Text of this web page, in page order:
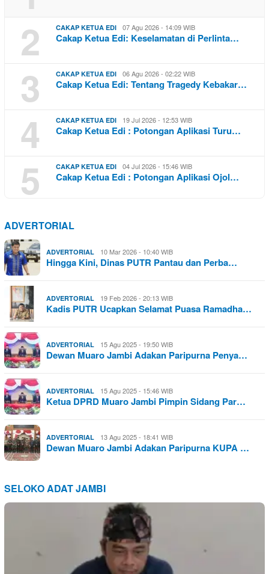
2 CAKAP KETUA EDI 07 Agu 2026 - 14:09 WIB
Cakap Ketua Edi: Keselamatan di Perlinta…
3 CAKAP KETUA EDI 06 Agu 2026 - 02:22 WIB
Cakap Ketua Edi: Tentang Tragedy Kebakar…
4 CAKAP KETUA EDI 19 Jul 2026 - 12:53 WIB
Cakap Ketua Edi : Potongan Aplikasi Turu…
5 CAKAP KETUA EDI 04 Jul 2026 - 15:46 WIB
Cakap Ketua Edi : Potongan Aplikasi Ojol…
ADVERTORIAL
ADVERTORIAL 10 Mar 2026 - 10:40 WIB
Hingga Kini, Dinas PUTR Pantau dan Perba…
ADVERTORIAL 19 Feb 2026 - 20:13 WIB
Kadis PUTR Ucapkan Selamat Puasa Ramadha…
ADVERTORIAL 15 Agu 2025 - 19:50 WIB
Dewan Muaro Jambi Adakan Paripurna Penya…
ADVERTORIAL 15 Agu 2025 - 15:46 WIB
Ketua DPRD Muaro Jambi Pimpin Sidang Par…
ADVERTORIAL 13 Agu 2025 - 18:41 WIB
Dewan Muaro Jambi Adakan Paripurna KUPA …
SELOKO ADAT JAMBI